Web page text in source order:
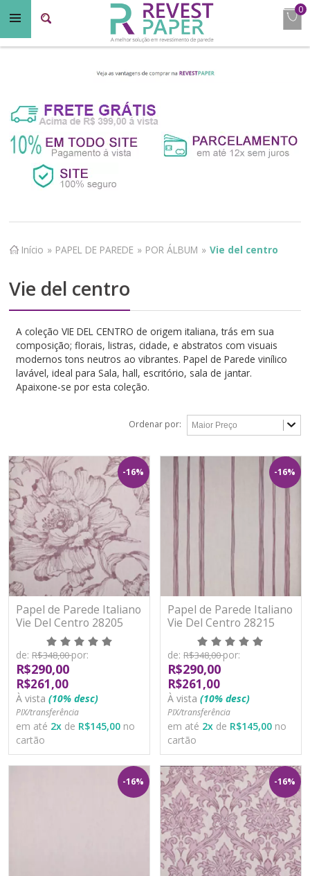
0
Início » PAPEL DE PAREDE » POR ÁLBUM » Vie del centro
Vie del centro
A coleção VIE DEL CENTRO de origem italiana, trás em sua
composição; florais, listras, cidade, e abstratos com visuais
modernos tons neutros ao vibrantes. Papel de Parede vinílico
lavável, ideal para Sala, hall, escritório, sala de jantar.
Apaixone-se por esta coleção.
Ordenar por:
-16%
Papel de Parede Italiano
Vie Del Centro 28205
Vinílico Lavável
de: R$348,00por:
R$290,00
R$261,00
À vista (10% desc)
PIX/transferência
em até 2x de R$145,00 no
cartão
-16%
Papel de Parede Italiano
Vie Del Centro 28215
Vinílico lavável
de: R$348,00por:
R$290,00
R$261,00
À vista (10% desc)
PIX/transferência
em até 2x de R$145,00 no
cartão
-16% -16%